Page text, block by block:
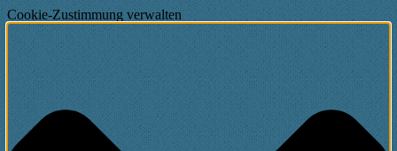
Cookie-Zustimmung verwalten